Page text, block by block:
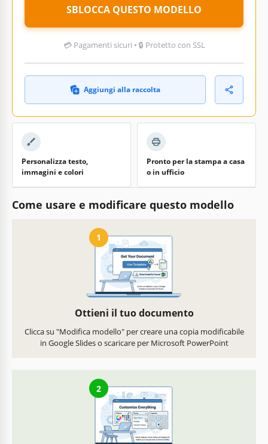
SBLOCCA QUESTO MODELLO
💳 Pagamenti sicuri • 🔒 Protetto con SSL
Aggiungi alla raccolta
Personalizza testo,
immagini e colori
Pronto per la stampa a casa
o in ufficio
Come usare e modificare questo modello
1
Ottieni il tuo documento
Clicca su "Modifica modello" per creare una copia modificabile
in Google Slides o scaricare per Microsoft PowerPoint
2